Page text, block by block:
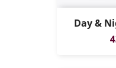
Day &